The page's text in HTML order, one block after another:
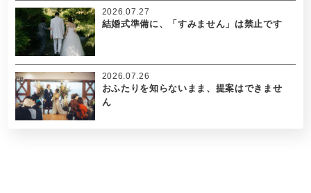
結婚式準備に、「すみません」は禁止です
2026.07.27
おふたりを知らないまま、提案はできませ
ん
2026.07.26